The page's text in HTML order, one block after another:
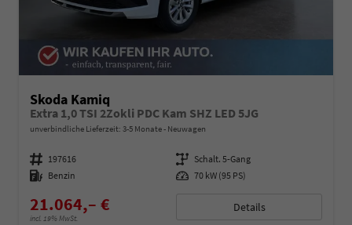
Skoda Kamiq
Extra 1,0 TSI 2Zokli PDC Kam SHZ LED 5JG
unverbindliche Lieferzeit: 3-5 Monate Neuwagen
Fahrzeugnummer 197616 Getriebe Schalt. 5-Gang
Kraftstoff Benzin Leistung 70 kW (95 PS)
21.064,– €
incl. 19% MwSt.
Details